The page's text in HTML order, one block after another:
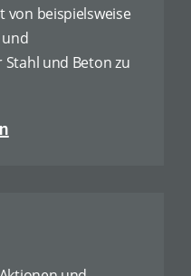
von beispielsweise
und Beton zu